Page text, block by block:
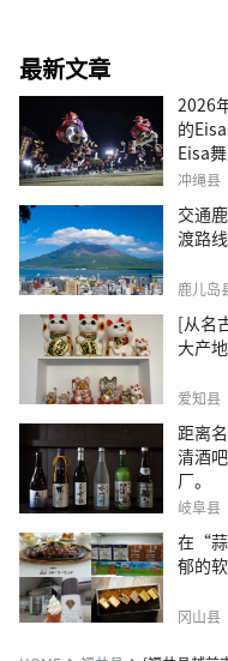
最新文章
2026
的
Eisa
冲绳县
交通
渡路线
鹿儿岛
[从名
大产
爱知县
距离
清酒
厂。
岐阜县
在“蒜
郁的
冈山县